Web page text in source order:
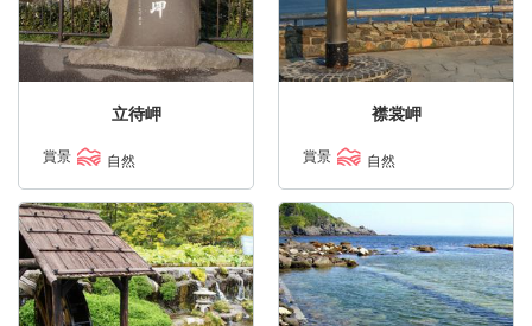
立待岬
賞景 自然
襟裳岬
賞景 自然